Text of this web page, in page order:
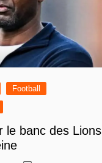
Football
le banc des Lions